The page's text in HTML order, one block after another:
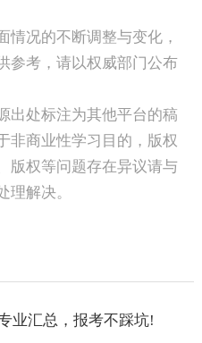
情况的不断调整与变化，
参考，请以权威部门公布
出处标注为其他平台的稿
非商业性学习目的，版权
版权等问题存在异议请与
理解决。
业汇总，报考不踩坑!